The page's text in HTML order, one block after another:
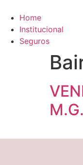
para
conteúdo
Home
Institucional
Seguros
M.G.